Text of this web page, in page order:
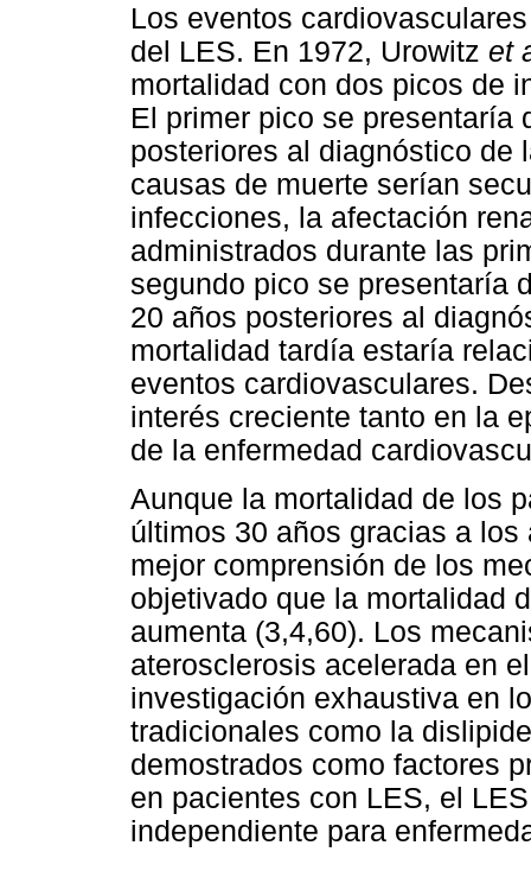
Los eventos
del LES. En 1972, Urowitz et
mortalidad con dos picos de
El primer pico se presentaría
posteriores al diagnóstico de
causas de muerte serían
infecciones, la afectación
administrados durante las
segundo pico se presentaría
20 años posteriores al
mortalidad tardía estaría
eventos cardiovasculares.
interés creciente tanto en la
de la enfermedad
Aunque la mortalidad de los
últimos 30 años gracias a
mejor comprensión de los
objetivado que la mortalidad
aumenta (3,4,60). Los
aterosclerosis acelerada en
investigación exhaustiva en
tradicionales como la
demostrados como factores
en pacientes con LES, el
independiente para